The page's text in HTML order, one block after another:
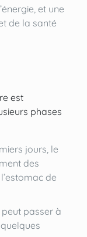
et une
de la santé
est
phases
jours, le
des
de
passer à